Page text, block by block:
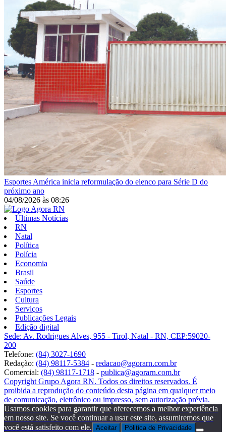
Esportes América inicia reformulação do elenco para Série D do
próximo ano
04/08/2026 às 08:26
Últimas Notícias
RN
Natal
Política
Polícia
Economia
Brasil
Saúde
Esportes
Cultura
Serviços
Publicações Legais
Edição digital
Sede: Av. Rodrigues Alves, 955 - Tirol, Natal - RN, CEP:59020-
200
Telefone: (84) 3027-1690
Redação: (84) 98117-5384 - redacao@agorarn.com.br
Comercial: (84) 98117-1718 - publica@agorarn.com.br
Copyright Grupo Agora RN. Todos os direitos reservados. É
proibida a reprodução do conteúdo desta página em qualquer meio
de comunicação, eletrônico ou impresso, sem autorização prévia.
Usamos cookies para garantir que oferecemos a melhor experiência
em nosso site. Se você continuar a usar este site, assumiremos que
você está satisfeito com ele. Aceitar Politica de Privacidade